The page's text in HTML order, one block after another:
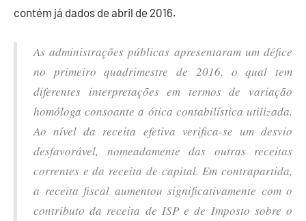
contém já dados de abril de 2016.
As administrações públicas apresentaram um défice
no primeiro quadrimestre de 2016, o qual tem
diferentes interpretações em termos de variação
homóloga consoante a ótica contabilística utilizada.
Ao nível da receita efetiva verifica-se um desvio
desfavorável, nomeadamente das outras receitas
correntes e da receita de capital. Em contrapartida,
a receita fiscal aumentou significativamente com o
contributo da receita de ISP e de Imposto sobre o